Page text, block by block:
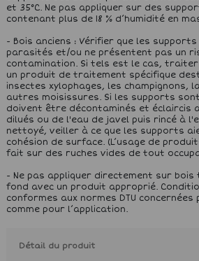
et 35°C. Ne pas appliquer sur des
contenant plus de 18 % d’humidité en
- Bois anciens : Vérifier que les
parasités et/ou ne présentent pas un
contamination. Si tels est le cas,
un produit de traitement spécifique
insectes xylophages, les champignons,
autres moisissures. Si les supports
doivent être décontaminés et éclaircis
dilués ou de l'eau de javel puis rincé à
nettoyé, veiller à ce que les supports
cohésion de surface. (L’usage de
fait sur des ruches vides de tout
- Ne pas appliquer directement sur bois
fond avec un produit approprié.
conformes aux normes DTU
comme pour l’application.
Détail du produit